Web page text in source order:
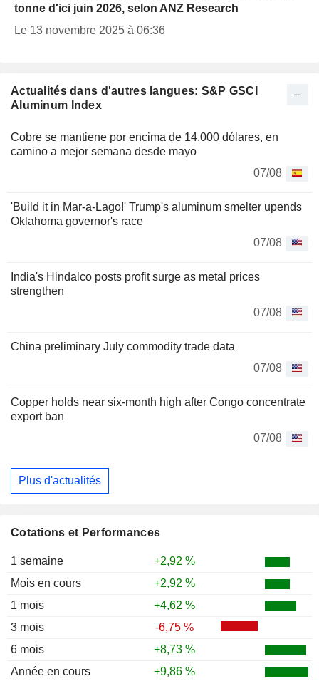
Actualités dans d'autres langues: S&P GSCI
Aluminum Index
Cobre se mantiene por encima de 14.000 dólares, en
camino a mejor semana desde mayo
07/08
'Build it in Mar-a-Lago!' Trump's aluminum smelter upends
Oklahoma governor's race
07/08
India's Hindalco posts profit surge as metal prices
strengthen
07/08
China preliminary July commodity trade data
07/08
Copper holds near six-month high after Congo concentrate
export ban
07/08
Plus d'actualités
tonne d'ici juin 2026, selon ANZ Research
Le 13 novembre 2025 à 06:36
Cotations et Performances
1 semaine
+2,92 %
Mois en cours
+2,92 %
1 mois
+4,62 %
3 mois
-6,75 %
6 mois
+8,73 %
Année en cours
+9,86 %